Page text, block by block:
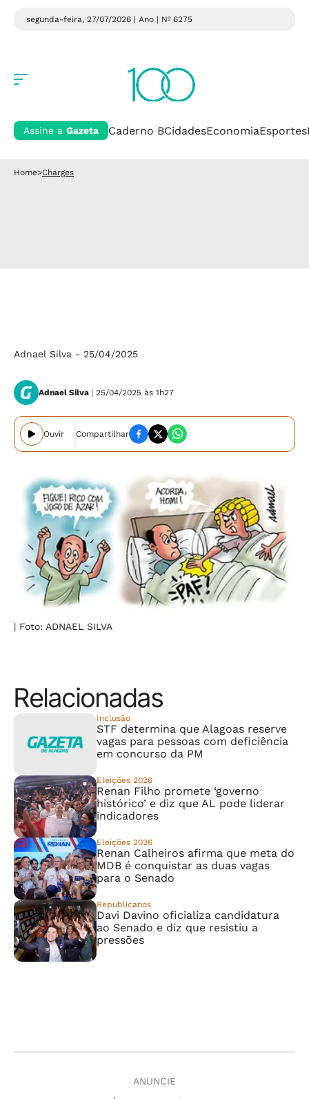
segunda-feira, 27/07/2026 | Ano | Nº 6275
Assine a Gazeta Caderno BCidadesEconomiaEsportes
Home>Charges
Adnael Silva - 25/04/2025
Adnael Silva | 25/04/2025 às 1h27
Ouvir Compartilhar
| Foto: ADNAEL SILVA
Relacionadas
Inclusão
STF determina que Alagoas reserve
vagas para pessoas com deficiência
em concurso da PM
Eleições 2026
Renan Filho promete ‘governo
histórico’ e diz que AL pode liderar
indicadores
Eleições 2026
Renan Calheiros afirma que meta do
MDB é conquistar as duas vagas
para o Senado
Republicanos
Davi Davino oficializa candidatura
ao Senado e diz que resistiu a
pressões
ANUNCIE